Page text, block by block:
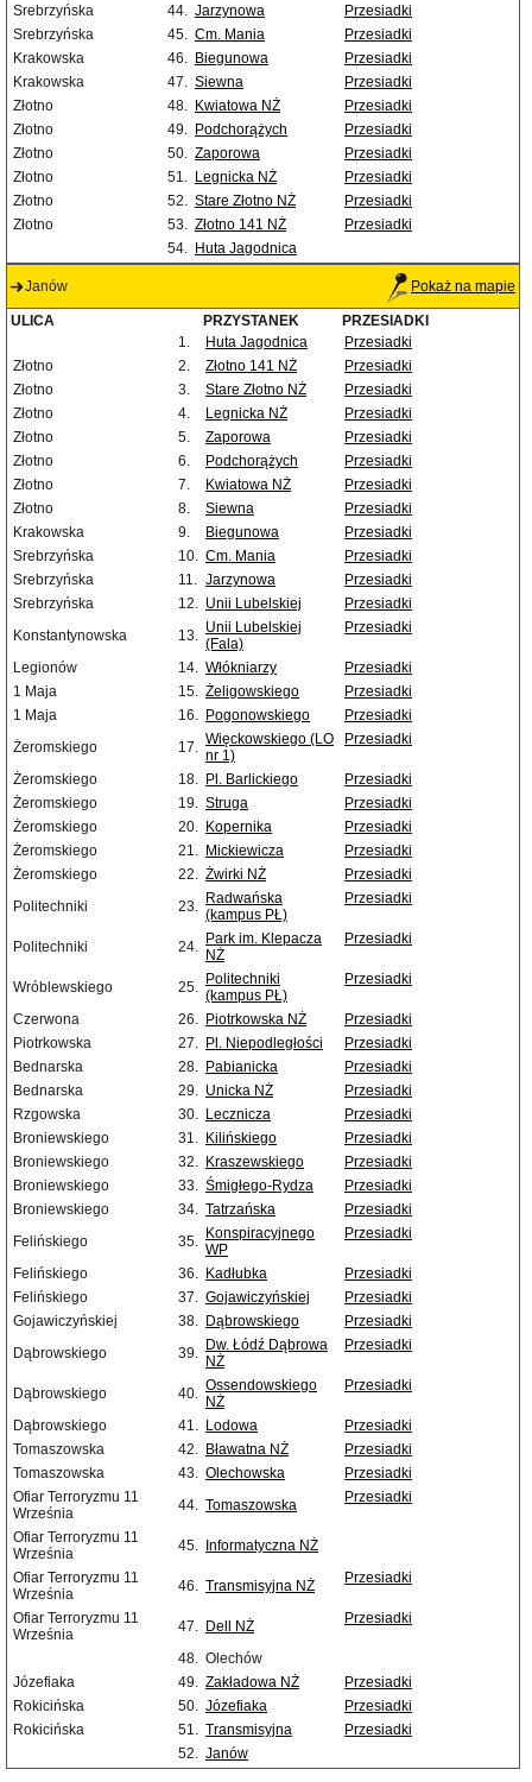
Srebrzyńska
44. Jarzynowa
Przesiadki
Srebrzyńska
45. Cm. Mania
Przesiadki
Krakowska
46. Biegunowa
Przesiadki
Krakowska
47. Siewna
Przesiadki
Złotno
48. Kwiatowa NŻ
Przesiadki
Złotno
49. Podchorążych
Przesiadki
Złotno
50. Zaporowa
Przesiadki
Złotno
51. Legnicka NŻ
Przesiadki
Złotno
52. Stare Złotno NŻ
Przesiadki
Złotno
53. Złotno 141 NŻ
Przesiadki
54. Huta Jagodnica
Janów Pokaż na mapie
ULICA PRZYSTANEK
PRZESIADKI
1.
Huta Jagodnica
Przesiadki
Złotno
2. Złotno 141 NŻ
Przesiadki
Złotno
3. Stare Złotno NŻ
Przesiadki
Złotno
4. Legnicka NŻ
Przesiadki
Złotno
5. Zaporowa
Przesiadki
Złotno
6. Podchorążych
Przesiadki
Złotno
7. Kwiatowa NŻ
Przesiadki
Złotno
8. Siewna
Przesiadki
Krakowska
9. Biegunowa
Przesiadki
Srebrzyńska
10. Cm. Mania
Przesiadki
Srebrzyńska
11. Jarzynowa
Przesiadki
Srebrzyńska
12. Unii Lubelskiej
Przesiadki
Konstantynowska
13. Unii Lubelskiej
(Fala)
Przesiadki
Legionów 14. Włókniarzy
Przesiadki
1 Maja
15. Żeligowskiego
Przesiadki
1 Maja
16. Pogonowskiego
Przesiadki
Żeromskiego
17. Więckowskiego (LO
nr 1)
Przesiadki
Żeromskiego 18. Pl. Barlickiego
Przesiadki
Żeromskiego
19. Struga
Przesiadki
Żeromskiego
20. Kopernika
Przesiadki
Żeromskiego
21. Mickiewicza
Przesiadki
Żeromskiego
22. Żwirki NŻ
Przesiadki
Politechniki
23. Radwańska
(kampus PŁ)
Przesiadki
Politechniki 24. Park im. Klepacza
NŻ
Przesiadki
Wróblewskiego 25. Politechniki
(kampus PŁ)
Przesiadki
Czerwona 26. Piotrkowska NŻ
Przesiadki
Piotrkowska
27. Pl. Niepodległości
Przesiadki
Bednarska
28. Pabianicka
Przesiadki
Bednarska
29. Unicka NŻ
Przesiadki
Rzgowska
30. Lecznicza
Przesiadki
Broniewskiego
31. Kilińskiego
Przesiadki
Broniewskiego
32. Kraszewskiego
Przesiadki
Broniewskiego
33. Śmigłego-Rydza
Przesiadki
Broniewskiego
34. Tatrzańska
Przesiadki
Felińskiego
35. Konspiracyjnego
WP
Przesiadki
Felińskiego 36. Kadłubka
Przesiadki
Felińskiego
37. Gojawiczyńskiej
Przesiadki
Gojawiczyńskiej
38. Dąbrowskiego
Przesiadki
Dąbrowskiego
39. Dw. Łódź Dąbrowa
NŻ
Przesiadki
Dąbrowskiego 40. Ossendowskiego
NŻ
Przesiadki
Dąbrowskiego 41. Lodowa
Przesiadki
Tomaszowska
42. Bławatna NŻ
Przesiadki
Tomaszowska
43. Olechowska
Przesiadki
Ofiar Terroryzmu 11
Września
44. Tomaszowska Przesiadki
Ofiar Terroryzmu 11
Września
45.
Informatyczna NŻ
Ofiar Terroryzmu 11
Września
46. Transmisyjna NŻ Przesiadki
Ofiar Terroryzmu 11
Września
47. Dell NŻ Przesiadki
48. Olechów
Józefiaka
49. Zakładowa NŻ
Przesiadki
Rokicińska
50. Józefiaka
Przesiadki
Rokicińska
51. Transmisyjna
Przesiadki
52. Janów